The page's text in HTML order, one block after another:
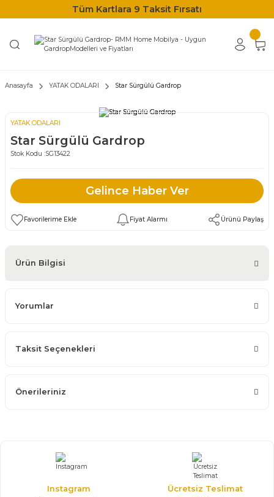
Tüm Kartlara 9 Taksit Fırsatı
Anasayfa YATAK ODALARI Star Sürgülü Gardrop
YATAK ODALARI
Star Sürgülü Gardrop
Stok Kodu :SG13422
Gelince Haber Ver
Fiyat Alarmı Ürünü Paylaş
Ürün Bilgisi
Yorumlar
Taksit Seçenekleri
Önerileriniz
Instagram Ücretsiz Teslimat